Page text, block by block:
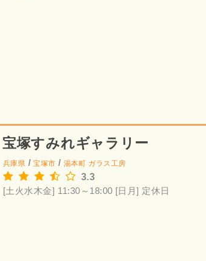
宝塚すみれギャラリー
兵庫県 /宝塚市 / 湯本町 ガラス工房
3.3
[土火水木金] 11:30～18:00 [日月] 定休日